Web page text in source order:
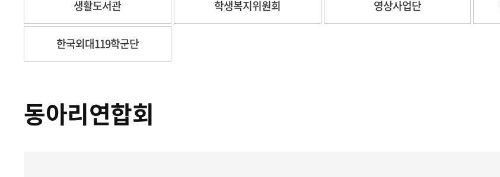
생활도서관 학생복지위원회 영상사업단
한국외대119학군단
동아리연합회